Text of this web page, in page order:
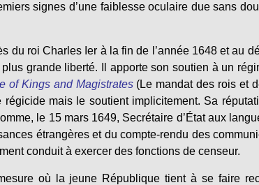
signes d’une faiblesse oculaire due sans
du roi Charles Ier à la fin de l’année 1648 et au
grande liberté. Il apporte son soutien à un
of Kings and Magistrates (Le mandat des rois et
régicide mais le soutient implicitement. Sa
le 15 mars 1649, Secrétaire d’État aux
étrangères et du compte-rendu des
conduit à exercer des fonctions de censeur.
où la jeune République tient à se faire